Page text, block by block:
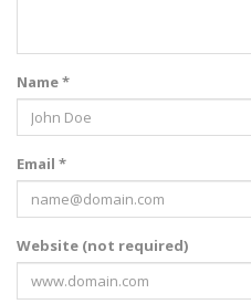
Name *
Email *
Website (not required)